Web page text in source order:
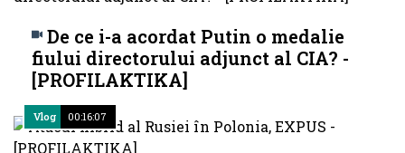
De ce i-a acordat Putin o medalie
fiului directorului adjunct al CIA? -
[PROFILAKTIKA]
Vlog 00:16:07